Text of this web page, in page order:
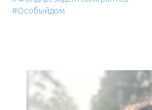
#Особыйдом